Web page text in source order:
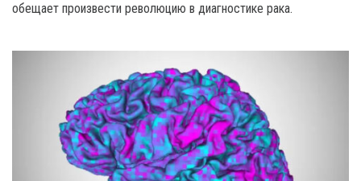
обещает произвести революцию в диагностике рака.